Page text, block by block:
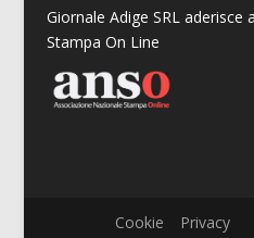
Giornale Adige SRL aderisce
Stampa On Line
Cookie Privacy